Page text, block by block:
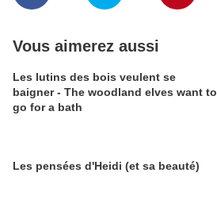
Vous aimerez aussi
Les lutins des bois veulent se
baigner - The woodland elves want to
go for a bath
Les pensées d'Heidi (et sa beauté)